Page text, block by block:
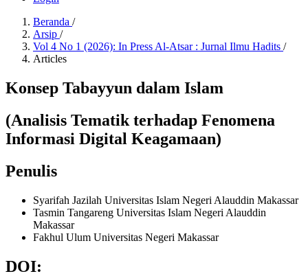
Beranda /
Arsip /
Vol 4 No 1 (2026): In Press Al-Atsar : Jurnal Ilmu Hadits /
Articles
Konsep Tabayyun dalam Islam
(Analisis Tematik terhadap Fenomena
Informasi Digital Keagamaan)
Penulis
Syarifah Jazilah Universitas Islam Negeri Alauddin Makassar
Tasmin Tangareng Universitas Islam Negeri Alauddin
Makassar
Fakhul Ulum Universitas Negeri Makassar
DOI: